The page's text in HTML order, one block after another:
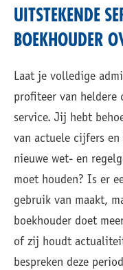
UITSTEKENDE
BOEKHOUDER
Laat je volledige
profiteer van heldere
service. Jij hebt
van actuele cijfers
nieuwe wet- en
moet houden? Is er
gebruik van maakt,
boekhouder doet
of zij houdt
bespreken deze